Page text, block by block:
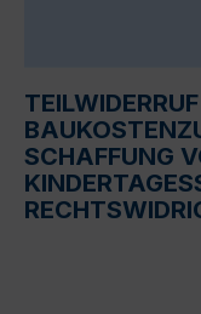
SCHAFFUNG